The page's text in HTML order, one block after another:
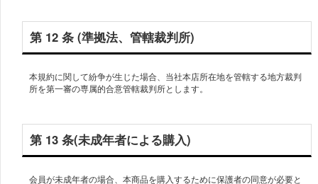
第 12 条 (準拠法、管轄裁判所)
本規約に関して紛争が生じた場合、当社本店所在地を管轄する地方裁判
所を第一審の専属的合意管轄裁判所とします。
第 13 条(未成年者による購入)
会員が未成年者の場合、本商品を購入するために保護者の同意が必要と